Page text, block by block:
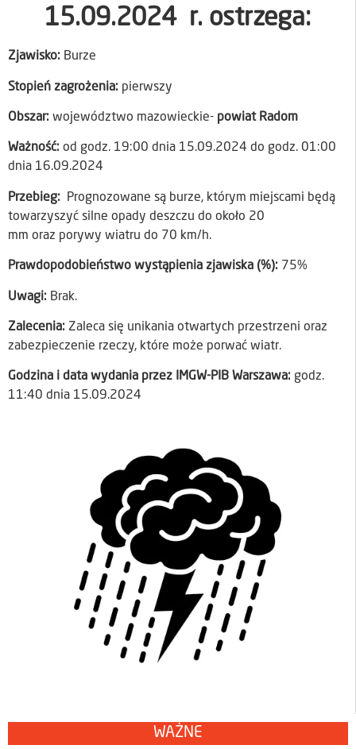
15.09.2024 r. ostrzega:
Zjawisko: Burze
Stopień zagrożenia: pierwszy
Obszar: województwo mazowieckie- powiat Radom
Ważność: od godz. 19:00 dnia 15.09.2024 do godz. 01:00
dnia 16.09.2024
Przebieg:
Prognozowane są burze, którym miejscami będą
towarzyszyć silne opady deszczu do około 20
mm oraz porywy wiatru do 70 km/h.
Prawdopodobieństwo wystąpienia zjawiska (%): 75%
Uwagi: Brak.
Zalecenia: Zaleca się unikania otwartych przestrzeni oraz
zabezpieczenie rzeczy, które może porwać wiatr.
Godzina i data wydania przez IMGW-PIB Warszawa: godz.
11:40 dnia 15.09.2024
WAŻNE